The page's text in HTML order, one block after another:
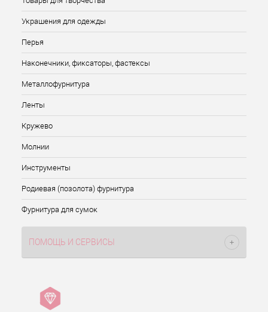
Украшения для одежды
Перья
Наконечники, фиксаторы, фастексы
Металлофурнитура
Ленты
Кружево
Молнии
Инструменты
Родиевая (позолота) фурнитура
Фурнитура для сумок
ПОМОЩЬ И СЕРВИСЫ